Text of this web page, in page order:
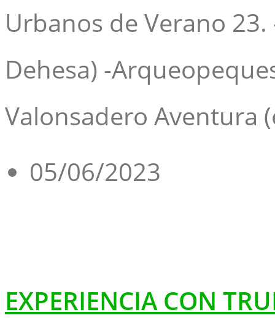
Urbanos de Verano
Dehesa) -
Valonsadero Aventura
05/06/2023
EXPERIENCIA CON